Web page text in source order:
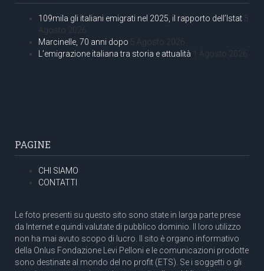
109mila gli italiani emigrati nel 2025, il rapporto dell’Istat 5
Agosto 2026
Marcinelle, 70 anni dopo 5 Agosto 2026
L’emigrazione italiana tra storia e attualità 1 Agosto 2026
PAGINE
CHI SIAMO
CONTATTI
Le foto presenti su questo sito sono state in larga parte prese
da Internet e quindi valutate di pubblico dominio. Il loro utilizzo
non ha mai avuto scopo di lucro. Il sito è organo informativo
della Onlus Fondazione Levi Pelloni e le comunicazioni prodotte
sono destinate al mondo del no profit (ETS). Se i soggetti o gli